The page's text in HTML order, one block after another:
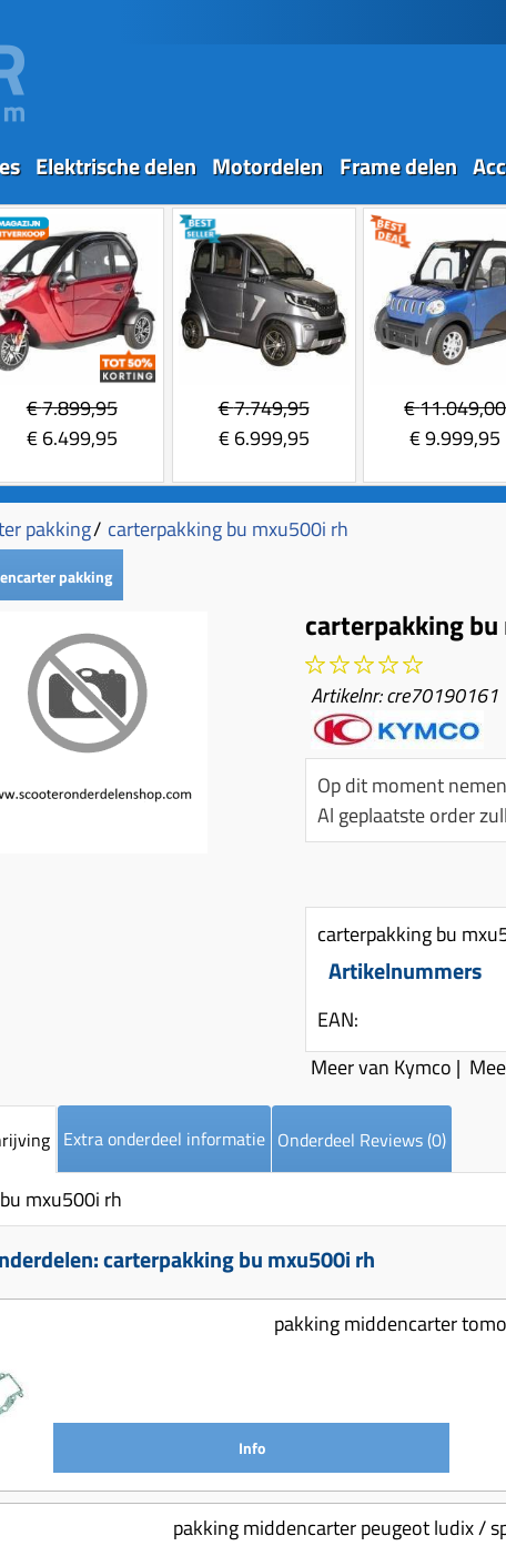
Elektrische delen Motordelen Frame delen
€7.899,95
€6.499,95
€7.749,95
€6.999,95
€11.049,00
€9.999,95
pakking/ carterpakking bu mxu500i rh
pakking
carterpakking
Artikelnr:cre70190161
Op dit moment
Al geplaatste order
carterpakking bu
Artikelnummers
EAN:
Meer van Kymco |
Extra onderdeel informatie Onderdeel Reviews (0)
mxu500i rh
carterpakking bu mxu500i rh
pakking middencarter
Info
pakking middencarter peugeot ludix /